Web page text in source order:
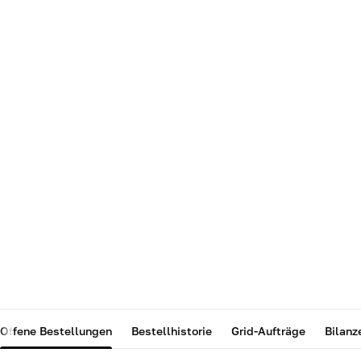
Offene Bestellungen Bestellhistorie Grid-Aufträge